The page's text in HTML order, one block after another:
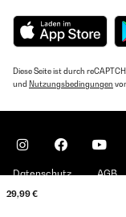
29,99 €
Diese Seite ist durch
und Nutzungsbedingungen
Datenschutz AGB
Copyright © 2026